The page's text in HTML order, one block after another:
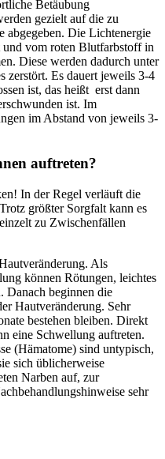
Betäubung
gezielt auf die zu
abgegeben. Die Lichtenergie
vom roten Blutfarbstoff in
Diese werden dadurch unter
zerstört. Es dauert jeweils 3-4
ist, das heißt erst dann
ist. Im
im Abstand von jeweils 3-
auftreten?
In der Regel verläuft die
größter Sorgfalt kann es
zu Zwischenfällen
Als
können Rötungen, leichtes
Danach beginnen die
Hautveränderung. Sehr
bestehen bleiben. Direkt
eine Schwellung auftreten.
(Hämatome) sind untypisch,
sich üblicherweise
Narben auf, zur
sehr